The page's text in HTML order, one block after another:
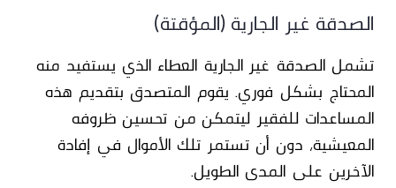
الصدقة غير الجارية (المؤقتة)
تشمل الصدقة غير الجارية العطاء الذي يستفيد منه
المحتاج بشكل فوري. يقوم المتصدق بتقديم هذه
المساعدات للفقير ليتمكن من تحسين ظروفه
المعيشية، دون أن تستمر تلك الأموال في إفادة
الآخرين على المدى الطويل.